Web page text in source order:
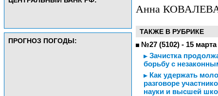
ПРОГНОЗ ПОГОДЫ:
Анна
ТАКЖЕ В РУБРИКЕ
№27 (5102) - 15 марта
Зачистка
борьбу с
Как удержать
разговоре
науки и высшей